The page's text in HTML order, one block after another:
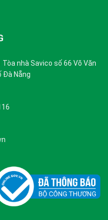
Tòa nhà Savico số 66 Võ Văn
Đà Nẵng